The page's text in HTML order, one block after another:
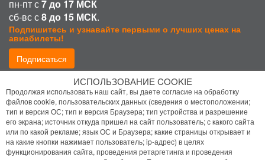
пн-пт с7 до 17 МСК
сб-вс с8 до 15 МСК.
Подпишитесь и узнавайте первыми о лучших ценах на
авиабилеты!
Подписаться
Присоединиться:
ИСПОЛЬЗОВАНИЕ COOKIE
Продолжая использовать наш сайт, вы даете согласие на обработку
файлов cookie, пользовательских данных (сведения о местоположении;
тип и версия ОС; тип и версия Браузера; тип устройства и разрешение
его экрана; источник откуда пришел на сайт пользователь; с какого сайта
или по какой рекламе; язык ОС и Браузера; какие страницы открывает и
на какие кнопки нажимает пользователь; ip-адрес) в целях
функционирования сайта, проведения ретаргетинга и проведения